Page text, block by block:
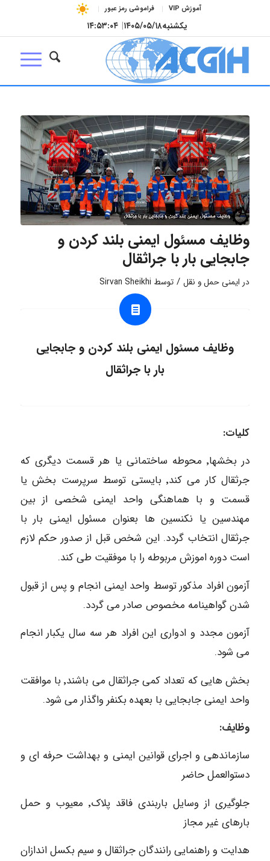
آموزش VIP فراموشی رمز عبور
یکشنبه۱۴۰۵/۰۵/۱۸| ۱۴:۵۳:۰۴
وظایف مسئول ایمنی بلند کردن و
جابجایی بار با جراثقال
در ایمنی حمل و نقل / توسط Sirvan Sheikhi
وظایف مسئول ایمنی بلند کردن و جابجایی
بار با جراثقال
کلیات:
در بخشها٬ محوطه ساختمانی یا هر قسمت دیگری که
جرثقال کار می کند٬ بایستی توسط سرپرست بخش یا
قسمت و با هماهنگی واحد ایمنی شخصی از بین
مهندسین یا نکنسین ها بعنوان مسئول ایمنی بار با
جرثقال انتخاب گردد. این شخص قبل از صدور حکم لازم
است دوره اموزش مربوطه را با موفقیت طی کند.
آزمون افراد مذکور توسط واحد ایمنی انجام و پس از قبول
شدن گواهینامه مخصوص صادر می گردد.
آزمون مجدد و ادواری این افراد هر سه سال یکبار انجام
می شود.
بخش هایی که تعداد کمی جراثقال می باشند٬ با موافقت
واحد ایمنی جابجایی با بعهده بکنفر واگذار می شود.
وظایف:
سازماندهی و اجرای قوانین ایمنی و بهداشت حرفه ای و
دستوالعمل حاضر
جلوگیری از وسایل باربندی فاقد پلاک٬ معیوب و حمل
بارهای غیر مجاز
هدایت و راهنمایی رانندگان جراثقال و سیم بکسل اندازان